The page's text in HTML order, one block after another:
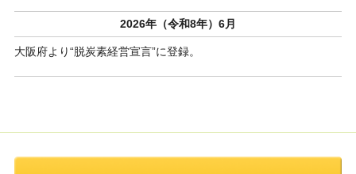
2026年（令和8年）6月
大阪府より“脱炭素経営宣言”に登録。